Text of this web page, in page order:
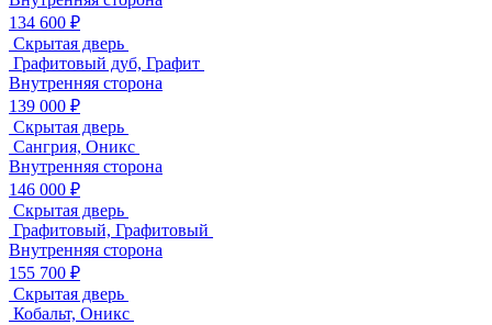
134 600 ₽
Скрытая дверь
Графитовый дуб, Графит
Внутренняя сторона
139 000 ₽
Скрытая дверь
Сангрия, Оникс
Внутренняя сторона
146 000 ₽
Скрытая дверь
Графитовый, Графитовый
Внутренняя сторона
155 700 ₽
Скрытая дверь
Кобальт, Оникс